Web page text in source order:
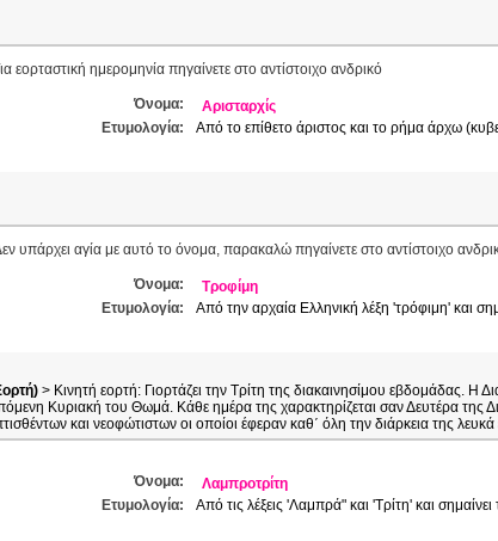
εορταστική ημερομηνία πηγαίνετε στο αντίστοιχο ανδρικό
Όνομα:
Αρισταρχίς
Ετυμολογία:
Από το επίθετο άριστος και το ρήμα άρχω
υπάρχει αγία με αυτό το όνομα, παρακαλώ πηγαίνετε στο αντίστοιχο
Όνομα:
Τροφίμη
Ετυμολογία:
Από την αρχαία Ελληνική λέξη 'τρόφιμη' και
> Κινητή εορτή: Γιορτάζει την Τρίτη της διακαινησίμου εβδομάδας. Η
Κυριακή του Θωμά. Κάθε ημέρα της χαρακτηρίζεται σαν Δευτέρα της
και νεοφώτιστων οι οποίοι έφεραν καθ΄ όλη την διάρκεια της
Όνομα:
Λαμπροτρίτη
Ετυμολογία:
Από τις λέξεις 'Λαμπρά" και 'Τρίτη' και